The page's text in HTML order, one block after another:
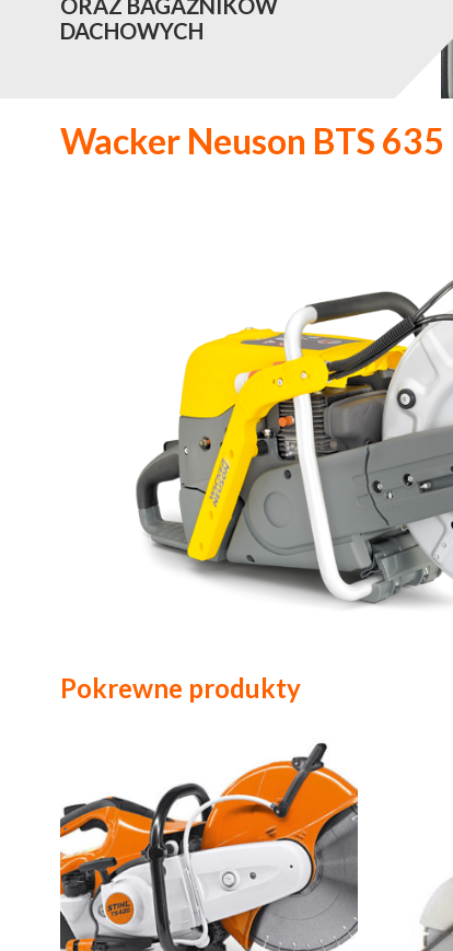
ORAZ BAGAŻNIKÓW
DACHOWYCH
Wacker Neuson BTS 635
Pokrewne produkty